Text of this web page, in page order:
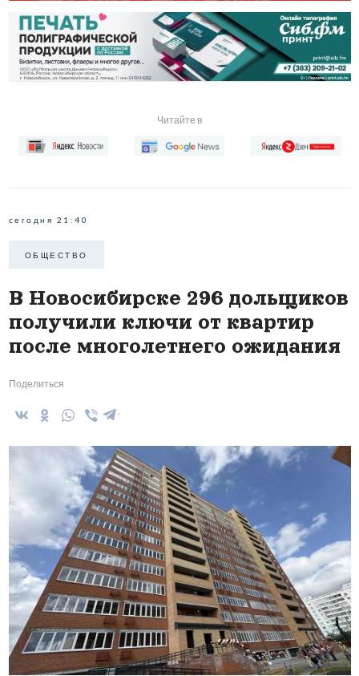
Читайте в
сегодня 21:40
ОБЩЕСТВО
В Новосибирске 296 дольщиков
получили ключи от квартир
после многолетнего ожидания
Поделиться